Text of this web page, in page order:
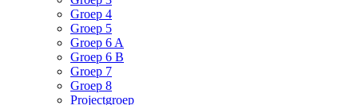
Groep 4
Groep 5
Groep 6 A
Groep 6 B
Groep 7
Groep 8
Projectgroep